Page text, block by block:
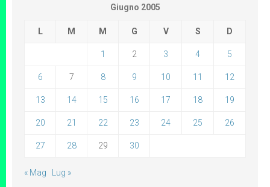
Giugno 2005
L M M G V S D
1 2 3 4 5
6 7 8 9 10 11 12
13 14 15 16 17 18 19
20 21 22 23 24 25 26
27 28 29 30
« Mag Lug »